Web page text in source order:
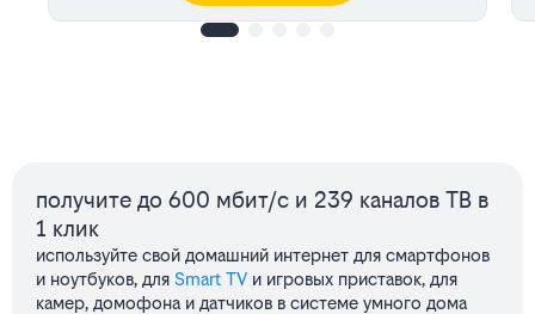
Сервисы
получите до 600 мбит/с и 239 каналов ТВ в
1 клик
используйте свой домашний интернет для смартфонов
и ноутбуков, для Smart TV и игровых приставок, для
камер, домофона и датчиков в системе умного дома